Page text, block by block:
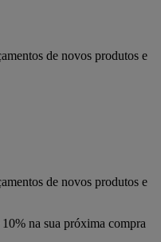
de novos produtos e
de novos produtos e
na sua próxima compra